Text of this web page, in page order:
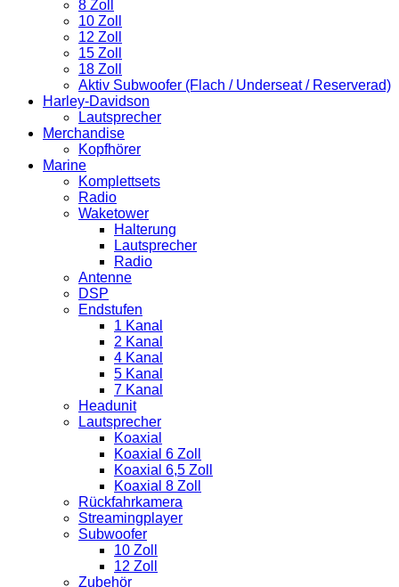
8 Zoll
10 Zoll
12 Zoll
15 Zoll
18 Zoll
Aktiv Subwoofer (Flach / Underseat / Reserverad)
Harley-Davidson
Lautsprecher
Merchandise
Kopfhörer
Marine
Komplettsets
Radio
Waketower
Halterung
Lautsprecher
Radio
Antenne
DSP
Endstufen
1 Kanal
2 Kanal
4 Kanal
5 Kanal
7 Kanal
Headunit
Lautsprecher
Koaxial
Koaxial 6 Zoll
Koaxial 6,5 Zoll
Koaxial 8 Zoll
Rückfahrkamera
Streamingplayer
Subwoofer
10 Zoll
12 Zoll
Zubehör